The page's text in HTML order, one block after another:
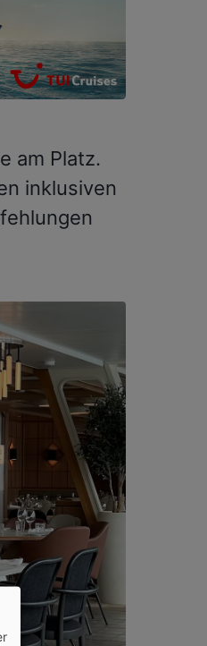
am Platz.
inklusiven